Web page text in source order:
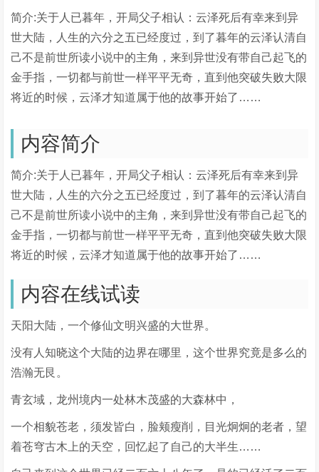
简介:关于人已暮年，开局父子相认：云泽死后有幸来到异
世大陆，人生的六分之五已经度过，到了暮年的云泽认清自
己不是前世所读小说中的主角，来到异世没有带自己起飞的
金手指，一切都与前世一样平平无奇，直到他突破失败大限
将近的时候，云泽才知道属于他的故事开始了……
内容简介
简介:关于人已暮年，开局父子相认：云泽死后有幸来到异
世大陆，人生的六分之五已经度过，到了暮年的云泽认清自
己不是前世所读小说中的主角，来到异世没有带自己起飞的
金手指，一切都与前世一样平平无奇，直到他突破失败大限
将近的时候，云泽才知道属于他的故事开始了……
内容在线试读
天阳大陆，一个修仙文明兴盛的大世界。
没有人知晓这个大陆的边界在哪里，这个世界究竟是多么的
浩瀚无艮。
青玄域，龙州境内一处林木茂盛的大森林中，
一个相貌苍老，须发皆白，脸颊瘦削，目光炯炯的老者，望
着苍穹古木上的天空，回忆起了自己的大半生……